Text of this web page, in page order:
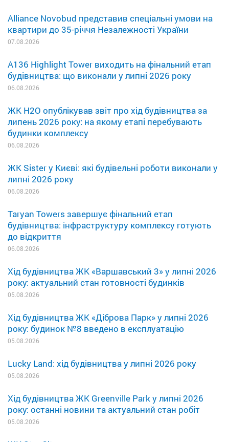
Alliance Novobud представив спеціальні умови на
квартири до 35-річчя Незалежності України
07.08.2026
A136 Highlight Tower виходить на фінальний етап
будівництва: що виконали у липні 2026 року
06.08.2026
ЖК H2O опублікував звіт про хід будівництва за
липень 2026 року: на якому етапі перебувають
будинки комплексу
06.08.2026
ЖК Sister у Києві: які будівельні роботи виконали у
липні 2026 року
06.08.2026
Taryan Towers завершує фінальний етап
будівництва: інфраструктуру комплексу готують
до відкриття
06.08.2026
Хід будівництва ЖК «Варшавський 3» у липні 2026
року: актуальний стан готовності будинків
05.08.2026
Хід будівництва ЖК «Діброва Парк» у липні 2026
року: будинок №8 введено в експлуатацію
05.08.2026
Lucky Land: хід будівництва у липні 2026 року
05.08.2026
Хід будівництва ЖК Greenville Park у липні 2026
року: останні новини та актуальний стан робіт
05.08.2026